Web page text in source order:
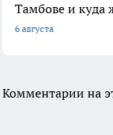
Тамбове и куда
6 августа
Комментарии на